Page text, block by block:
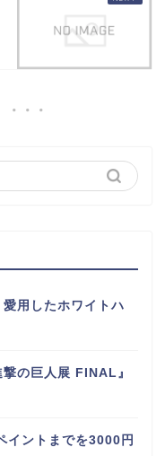
用したホワイトハ
の巨人展 FINAL』
イントまでを3000円